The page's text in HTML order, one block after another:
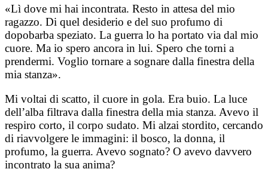
«Lì dove mi hai incontrata. Resto in attesa del mio
ragazzo. Di quel desiderio e del suo profumo di
dopobarba speziato. La guerra lo ha portato via dal mio
cuore. Ma io spero ancora in lui. Spero che torni a
prendermi. Voglio tornare a sognare dalla finestra della
mia stanza».
Mi voltai di scatto, il cuore in gola. Era buio. La luce
dell’alba filtrava dalla finestra della mia stanza. Avevo il
respiro corto, il corpo sudato. Mi alzai stordito, cercando
di riavvolgere le immagini: il bosco, la donna, il
profumo, la guerra. Avevo sognato? O avevo davvero
incontrato la sua anima?